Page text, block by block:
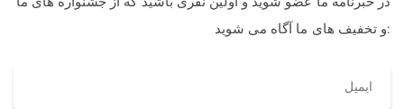
و تخفیف های ما آگاه می شوید: